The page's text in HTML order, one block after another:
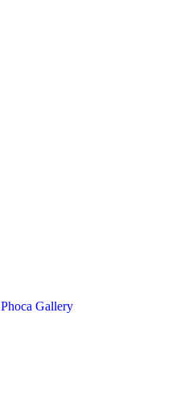
Phoca Gallery